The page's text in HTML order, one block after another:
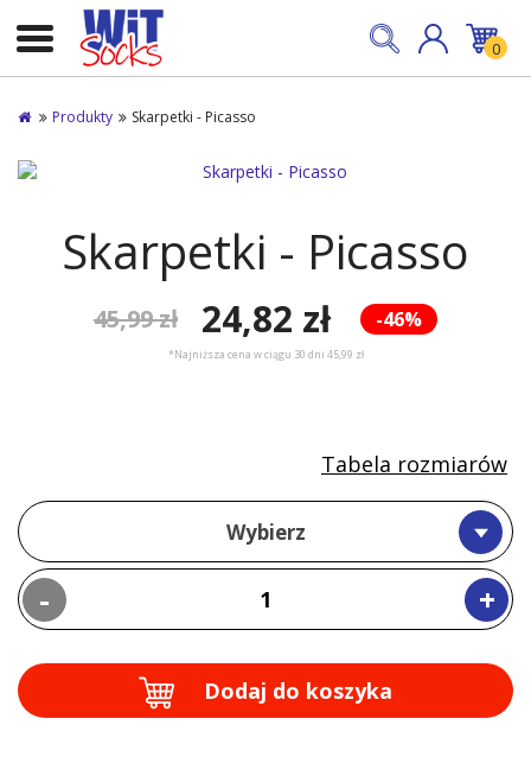
0
Produkty Skarpetki - Picasso
Skarpetki - Picasso
-46%
45,99 zł 24,82 zł
*Najniższa cena w ciągu 30 dni 45,99 zł
Wybierz
- +
Tabela rozmiarów
Dodaj do koszyka